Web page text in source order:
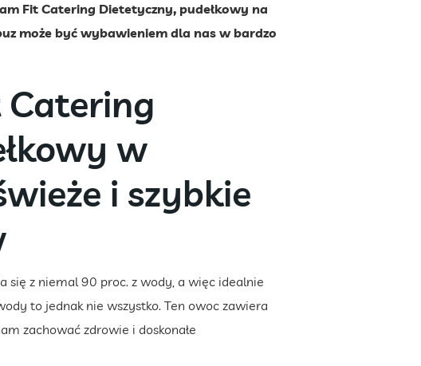
Fit Catering Dietetyczny, pudełkowy na
może być wybawieniem dla nas w bardzo
w
i szybkie
się z niemal 90 proc. z wody, a więc idealnie
to jednak nie wszystko. Ten owoc zawiera
zachować zdrowie i doskonałe